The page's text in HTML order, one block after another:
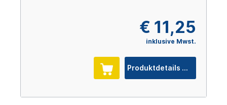
€ 11,25
inklusive Mwst.
Produktdetails